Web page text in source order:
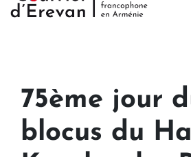
75ème jour
blocus du